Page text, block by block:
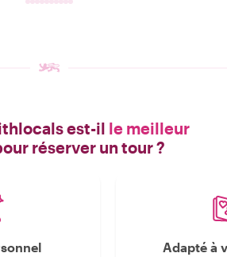
est-il le meilleur
réserver un tour ?
Adapté à